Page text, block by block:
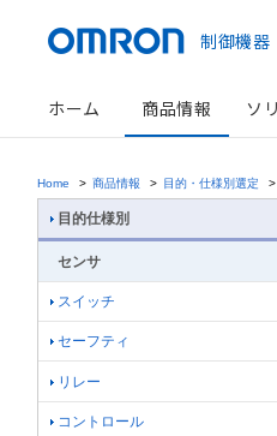
制御機器
ホーム 商品情報 ソ
Home > 商品情報 > 目的・仕様別選定 >
目的仕様別
センサ
スイッチ
セーフティ
リレー
コントロール